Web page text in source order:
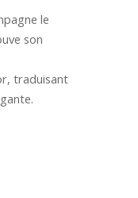
le
son
traduisant